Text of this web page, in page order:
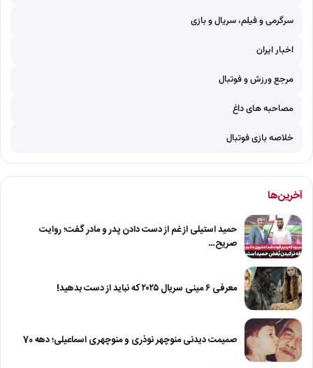
سرگرمی و فیلم، سریال و بازی
اخبار ایران
مرجع ورزش و فوتبال
مصاحبه های داغ
خلاصه بازی فوتبال
آخرین‌ها
حمید استیلی از غم از دست دادن پدر و مادر گفت؛ روایت
صریح…
معرفی ۶ مینی سریال ۲۰۲۵ که نباید از دست بدهید!
صمیمت دیدنی منوچهر نوذری و منوچهری اسماعیلی؛ دهه 70